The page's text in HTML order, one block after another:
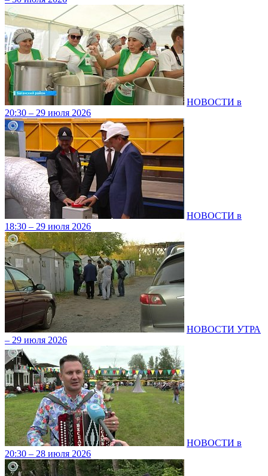
НОВОСТИ в
20:30 – 29 июля 2026
НОВОСТИ в
18:30 – 29 июля 2026
НОВОСТИ УТРА
– 29 июля 2026
НОВОСТИ в
20:30 – 28 июля 2026